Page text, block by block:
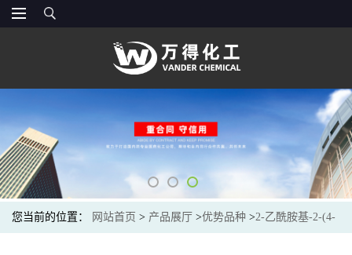
您当前的位置： 网站首页 > 产品展厅 >优势品种 >2-乙酰胺基-2-(4-